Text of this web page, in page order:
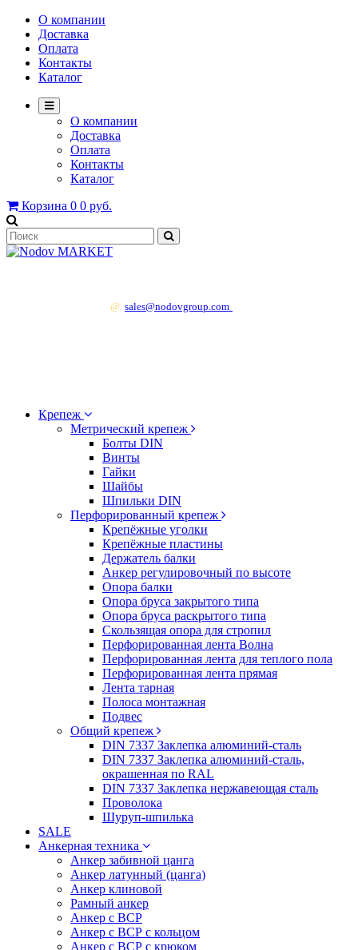
О компании
Доставка
Оплата
Контакты
Каталог
О компании
Доставка
Оплата
Контакты
Каталог
Корзина 0 0 руб.
@ sales@nodovgroup.com
Крепеж
Метрический крепеж
Болты DIN
Винты
Гайки
Шайбы
Шпильки DIN
Перфорированный крепеж
Крепёжные уголки
Крепёжные пластины
Держатель балки
Анкер регулировочный по высоте
Опора балки
Опора бруса закрытого типа
Опора бруса раскрытого типа
Скользящая опора для стропил
Перфорированная лента Волна
Перфорированная лента для теплого пола
Перфорированная лента прямая
Лента тарная
Полоса монтажная
Подвес
Общий крепеж
DIN 7337 Заклепка алюминий-сталь
DIN 7337 Заклепка алюминий-сталь,
окрашенная по RAL
DIN 7337 Заклепка нержавеющая сталь
Проволока
Шуруп-шпилька
SALE
Анкерная техника
Анкер забивной цанга
Анкер латунный (цанга)
Анкер клиновой
Рамный анкер
Анкер с ВСР
Анкер с ВСР с кольцом
Анкер с ВСР с крюком